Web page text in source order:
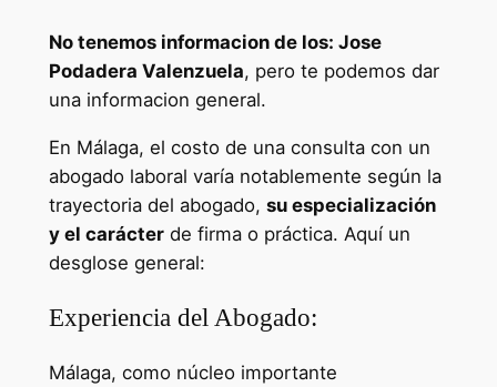
No tenemos informacion de los: Jose
Podadera Valenzuela, pero te podemos dar
una informacion general.
En Málaga, el costo de una consulta con un
abogado laboral varía notablemente según la
trayectoria del abogado, su especialización
y el carácterde firma o práctica. Aquí un
desglose general:
Experiencia del Abogado:
Málaga, como núcleo importante